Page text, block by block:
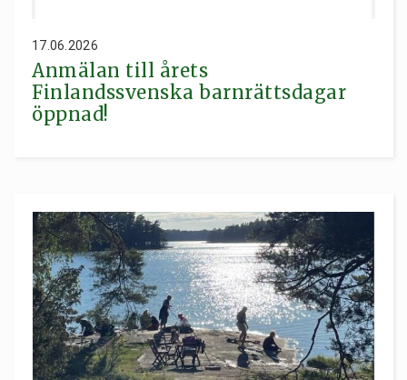
Anmälan till årets
Finlandssvenska barnrättsdagar
öppnad!
17.06.2026